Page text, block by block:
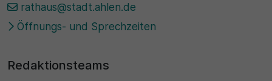
rathaus@stadt.ahlen.de
Öffnungs- und Sprechzeiten
Redaktionsteams